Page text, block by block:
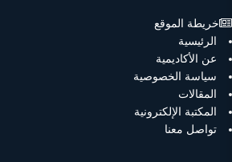
خريطة الموقع
الرئيسية
عن الأكاديمية
سياسة الخصوصية
المقالات
المكتبة الإلكترونية
تواصل معنا